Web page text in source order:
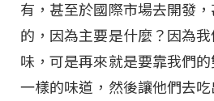
有，甚至於國際市場去開發
的，因為主要是什麼？因為
味，可是再來就是要靠我們
一樣的味道，然後讓他們去